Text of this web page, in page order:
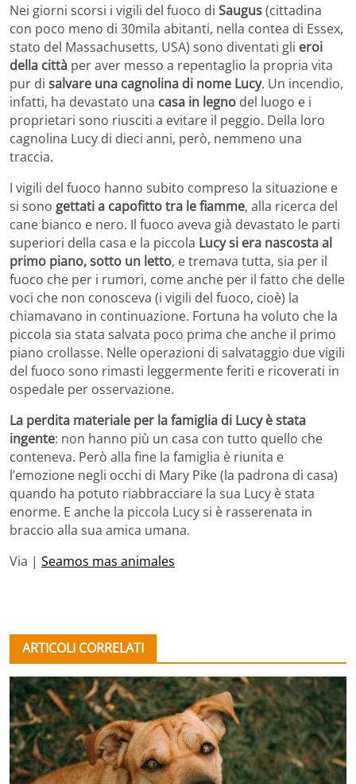
Nei giorni scorsi i vigili del fuoco di Saugus(cittadina
con poco meno di 30mila abitanti, nella contea di Essex,
stato del Massachusetts, USA) sono diventati gli eroi
della città per aver messo a repentaglio la propria vita
pur di salvare una cagnolina di nome Lucy. Un incendio,
infatti, ha devastato una casa in legno del luogo e i
proprietari sono riusciti a evitare il peggio. Della loro
cagnolina Lucy di dieci anni, però, nemmeno una
traccia.
I vigili del fuoco hanno subito compreso la situazione e
si sono gettati a capofitto tra le fiamme, alla ricerca del
cane bianco e nero. Il fuoco aveva già devastato le parti
superiori della casa e la piccola Lucy si era nascosta al
primo piano, sotto un letto, e tremava tutta, sia per il
fuoco che per i rumori, come anche per il fatto che delle
voci che non conosceva (i vigili del fuoco, cioè) la
chiamavano in continuazione. Fortuna ha voluto che la
piccola sia stata salvata poco prima che anche il primo
piano crollasse. Nelle operazioni di salvataggio due vigili
del fuoco sono rimasti leggermente feriti e ricoverati in
ospedale per osservazione.
La perdita materiale per la famiglia di Lucy è stata
ingente: non hanno più un casa con tutto quello che
conteneva. Però alla fine la famiglia è riunita e
l’emozione negli occhi di Mary Pike (la padrona di casa)
quando ha potuto riabbracciare la sua Lucy è stata
enorme. E anche la piccola Lucy si è rasserenata in
braccio alla sua amica umana.
Via | Seamos mas animales
ARTICOLI CORRELATI